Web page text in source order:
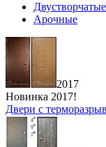
Двустворчатые
Арочные
2017
Новинка 2017!
Двери с